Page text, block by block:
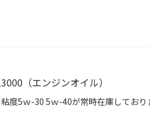
（エンジンオイル）